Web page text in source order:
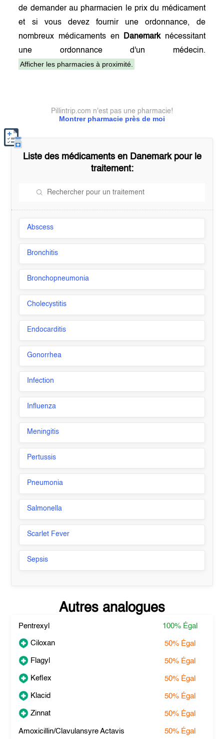
de demander au pharmacien le prix du médicament
et si vous devez fournir une ordonnance, de
nombreux médicaments en
Danemarknécessitant
une ordonnance d'un médecin.
Afficher les pharmacies à proximité.
Montrer pharmacie près de moi
Pillintrip.com n'est pas une pharmacie!
Liste des médicaments en Danemarkpour le
traitement:
Abscess
Bronchitis
Bronchopneumonia
Cholecystitis
Endocarditis
Gonorrhea
Infection
Influenza
Meningitis
Pertussis
Pneumonia
Salmonella
Scarlet Fever
Sepsis
Autres analogues
Pentrexyl 100% Égal
Ciloxan 50% Égal
Flagyl 50% Égal
Keflex 50% Égal
Klacid 50% Égal
Zinnat 50% Égal
Amoxicillin/Clavulansyre Actavis 50% Égal